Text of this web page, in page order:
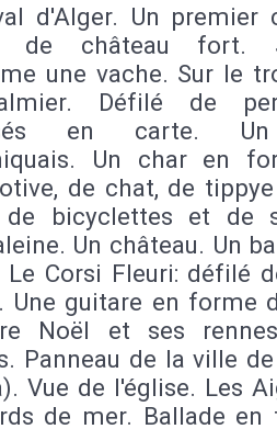
d'Alger. Un premier
de château fort.
une vache. Sur le
Défilé de
en carte.
Un char en
de chat, de
de bicyclettes et de
Un château. Un
Le Corsi Fleuri: défilé
Une guitare en forme
Noël et ses
Panneau de la ville
Vue de l'église. Les
de mer. Ballade en